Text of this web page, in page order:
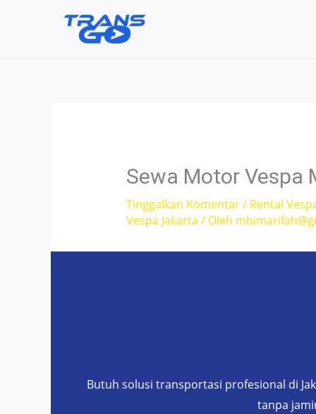
Sewa Motor Vespa
Tinggalkan Komentar/ Rental
Vespa Jakarta / Oleh
Butuh solusi transportasi profesional di
tanpa